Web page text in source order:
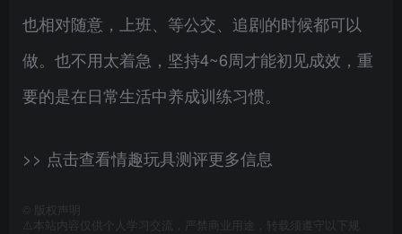
也相对随意，上班、等公交、追剧的时候都可以
做。也不用太着急，坚持4~6周才能初见成效，重
要的是在日常生活中养成训练习惯。
>> 点击查看情趣玩具测评更多信息
版权声明
⚠️本站内容仅供个人学习交流，严禁商业用途，转载须遵守以下规